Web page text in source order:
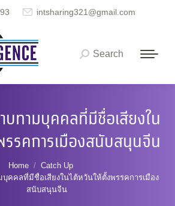
intsharing321@gmail.com
Search:
Search
บทามบุคคลที่มีชื่อเสียงใน
รคการเมืองสนับสนุนจีน
Home
Catch Up
คคลที่มีชื่อเสียงในไต้หวันให้ตั้งพรรคการเมือง
สนับสนุนจีน